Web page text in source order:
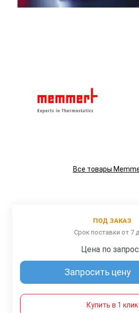
Все товары
ПОД ЗАКАЗ
Срок поставки от 7
Цена по
Запросить цену
Купить в 1 клик